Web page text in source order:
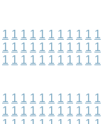
1 1 1 1 1 1 1 1 1 1 1
1 1 1 1 1 1 1 1 1 1 1
1 1 1 1 1 1 1 1 1 1 1
1 1 1 1 1 1 1 1 1 1 1
1 1 1 1 1 1 1 1 1 1 1